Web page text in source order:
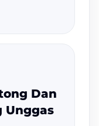
Dan
Unggas